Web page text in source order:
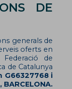
DE
generals de
oferts en
de
de Catalunya
G66327768 i